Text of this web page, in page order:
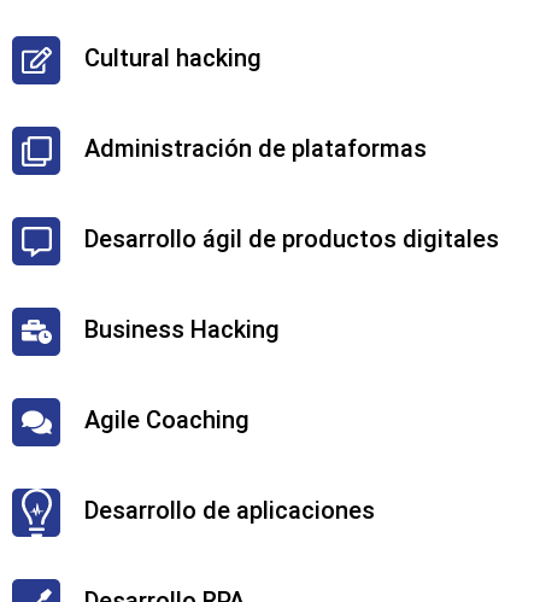
Cultural hacking
Administración de plataformas
Desarrollo ágil de productos digitales
Business Hacking
Agile Coaching
Desarrollo de aplicaciones